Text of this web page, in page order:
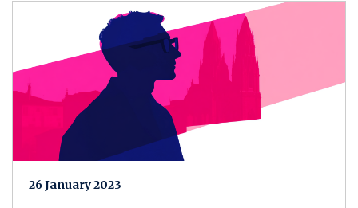
26 January 2023